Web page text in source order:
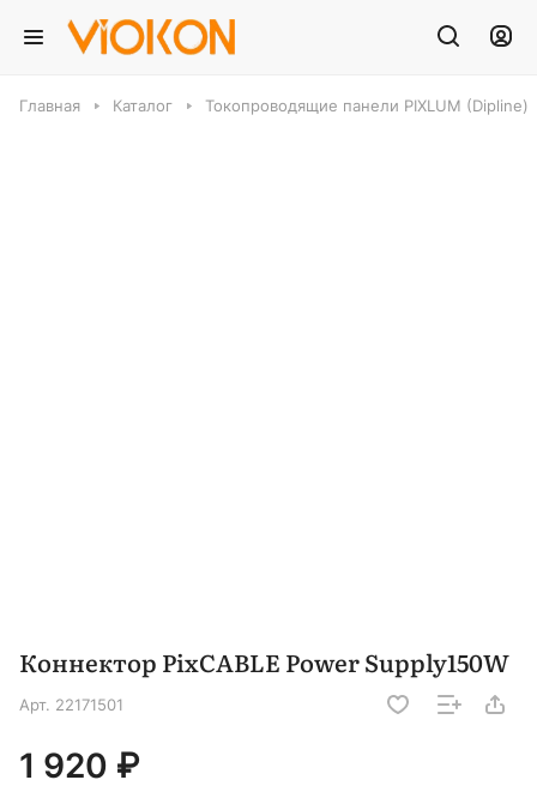
Главная Каталог Токопроводящие панели PIXLUM (Dipline)
Коннектор PixCABLE Power Supply150W
Арт. 22171501
1 920 ₽